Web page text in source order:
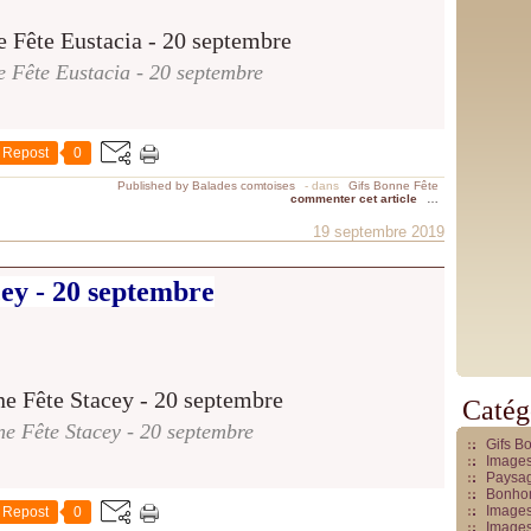
Fête Eustacia - 20 septembre
Repost 0
Published by Balades comtoises - dans
Gifs Bonne Fête
commenter cet article
19 septembre 2019
- 20 septembre
Fête Stacey - 20 septembre
Repost 0
Gifs